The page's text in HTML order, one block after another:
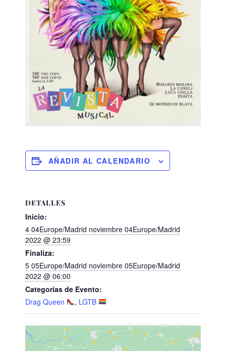
AÑADIR AL CALENDARIO
DETALLES
Inicio:
4 04Europe/Madrid noviembre 04Europe/Madrid
2022 @ 23:59
Finaliza:
5 05Europe/Madrid noviembre 05Europe/Madrid
2022 @ 06:00
Categorías de Evento:
Drag Queen
, LGTB